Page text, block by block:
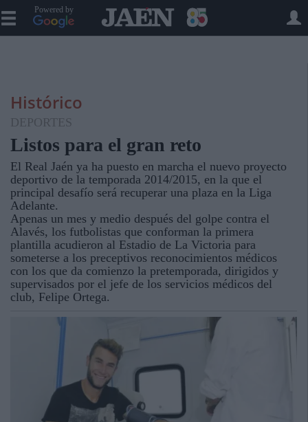
Powered by
Histórico
DEPORTES
Listos para el gran reto
El Real Jaén ya ha puesto en marcha el nuevo proyecto
deportivo de la temporada 2014/2015, en la que el
principal desafío será recuperar una plaza en la Liga
Adelante.
Apenas un mes y medio después del golpe contra el
Alavés, los futbolistas que conforman la primera
plantilla acudieron al Estadio de La Victoria para
someterse a los preceptivos reconocimientos médicos
con los que da comienzo la pretemporada, dirigidos y
supervisados por el jefe de los servicios médicos del
club, Felipe Ortega.